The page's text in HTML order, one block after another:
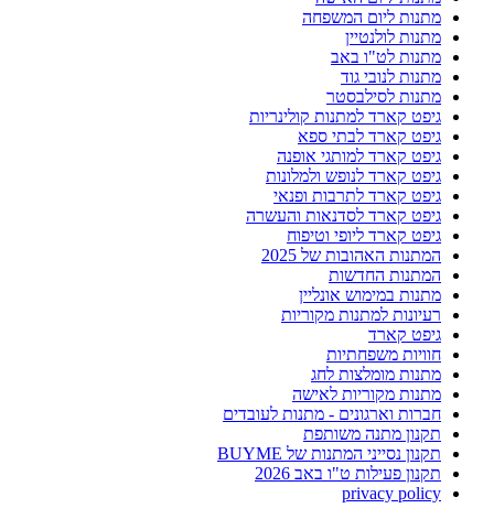
מתנות ליום המשפחה
מתנות לולנטיין
מתנות לט"ו באב
מתנות לנובי גוד
מתנות לסילבסטר
גיפט קארד למתנות קולינריות
גיפט קארד לבתי ספא
גיפט קארד למותגי אופנה
גיפט קארד לנופש ולמלונות
גיפט קארד לתרבות ופנאי
גיפט קארד לסדנאות והעשרה
גיפט קארד ליופי וטיפוח
המתנות האהובות של 2025
המתנות החדשות
מתנות במימוש אונליין
רעיונות למתנות מקוריות
גיפט קארד
חוויות משפחתיות
מתנות מומלצות לחג
מתנות מקוריות לאישה
חברות וארגונים - מתנות לעובדים
תקנון מתנה משותפת
תקנון נסייני המתנות של BUYME
תקנון פעילות ט"ו באב 2026
privacy policy